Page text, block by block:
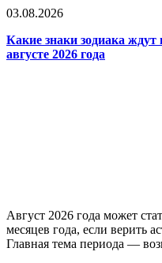
03.08.2026
Какие знаки зодиака
августе 2026 года
Август 2026 года может
месяцев года, если верить
Главная тема периода —